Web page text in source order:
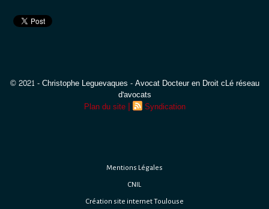
© 2021 - Christophe Leguevaques - Avocat Docteur en Droit cLé réseau
d'avocats
Plan du site | Syndication
Mentions Légales
CNIL
Création site internet Toulouse